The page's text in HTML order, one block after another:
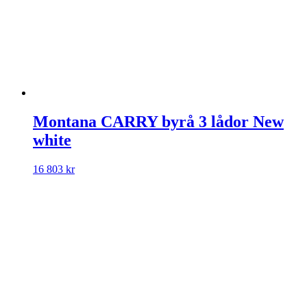
Montana CARRY byrå 3 lådor New
white
16 803 kr